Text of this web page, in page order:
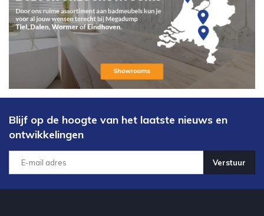
Blijf op de hoogte van het laatste nieuws en
ontwikkelingen
Verstuur